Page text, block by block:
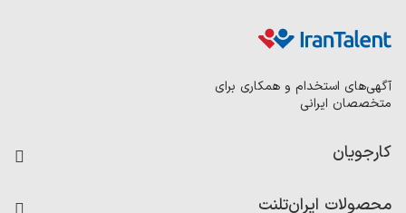
آگهی‌های استخدام و همکاری برای
متخصصان ایرانی
کارجویان
محصولات ایران‌تلنت